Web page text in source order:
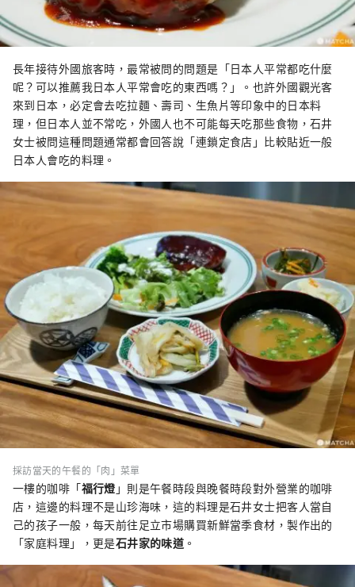
長年接待外國旅客時，最常被問的問題是「日本人平常都吃什麼
呢？可以推薦我日本人平常會吃的東西嗎？」。也許外國觀光客
來到日本，必定會去吃拉麵、壽司、生魚片等印象中的日本料
理，但日本人並不常吃，外國人也不可能每天吃那些食物，石井
女士被問這種問題通常都會回答說「連鎖定食店」比較貼近一般
日本人會吃的料理。
採訪當天的午餐的「肉」菜單
一樓的咖啡「福行燈 」則是午餐時段與晚餐時段對外營業的咖啡
店，這邊的料理不是山珍海味，這的料理是石井女士把客人當自
己的孩子一般，每天前往足立市場購買新鮮當季食材，製作出的
「家庭料理」，更是石井家的味道 。